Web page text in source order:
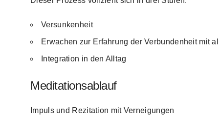
Versunkenheit
Erwachen zur Erfahrung der Verbundenheit mit
Integration in den Alltag
Meditationsablauf
Impuls und Rezitation mit Verneigungen